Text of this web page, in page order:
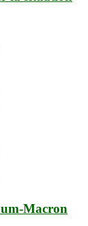
Macron